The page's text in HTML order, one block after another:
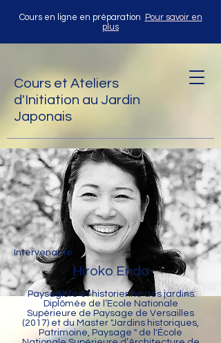
Cours en ligne en préparation
Pour savoir en
plus
Cours et Ateliers
d'Initiation au Jardin
Japonais
Intervenante
Hiroko Endo
Paysagiste et historienne des jardins.
Diplômée de l’Ecole Nationale
Supérieure de Paysage de Versailles
(2017) et du Master "Jardins historiques,
Patrimoine, Paysage " de l'École